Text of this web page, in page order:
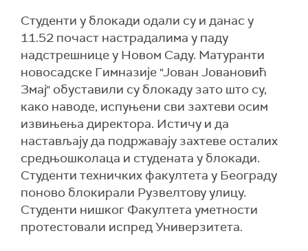
Студенти у блокади одали су и данас у
11.52 почаст настрадалима у паду
надстрешнице у Новом Саду. Матуранти
новосадске Гимназије "Јован Јовановић
Змај" обуставили су блокаду зато што су,
како наводе, испуњени сви захтеви осим
извињења директора. Истичу и да
настављају да подржавају захтеве осталих
средњошколаца и студената у блокади.
Студенти техничких факултета у Београду
поново блокирали Рузвелтову улицу.
Студенти нишког Факултета уметности
протестовали испред Универзитета.